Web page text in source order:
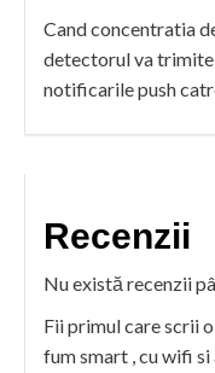
Cand concentratia
detectorul va trimite
notificarile push
Recenzii
Nu există recenzii
Fii primul care scrii
fum smart , cu wifi